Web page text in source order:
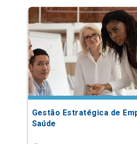
Gestão Estratégica de
Saúde